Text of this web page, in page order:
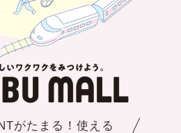
がたまる！使える